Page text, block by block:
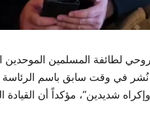
لطائفة المسلمين
نُشر في وقت سابق باسم الرئاسة
شديدين”، مؤكداً أن